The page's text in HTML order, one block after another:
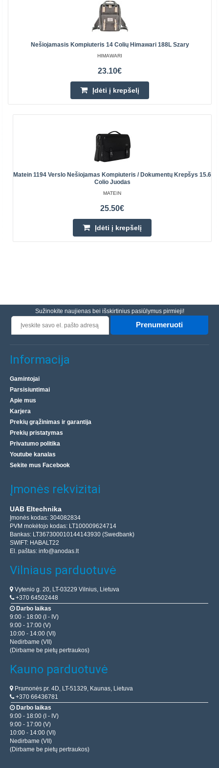
Nešiojamasis Kompiuteris 14 Colių Himawari 188L Szary
HIMAWARI
23.10€
Įdėti į krepšelį
Matein 1194 Verslo Nešiojamas Kompiuteris / Dokumentų Krepšys 15.6
Colio Juodas
MATEIN
25.50€
Įdėti į krepšelį
Sužinokite naujienas bei išskirtinius pasiūlymus pirmieji!
Prenumeruoti
Informacija
Gamintojai
Parsisiuntimai
Apie mus
Karjera
Prekių grąžinimas ir garantija
Prekių pristatymas
Privatumo politika
Youtube kanalas
Sekite mus Facebook
Įmonės rekvizitai
UAB Eltechnika
Įmonės kodas: 304082834
PVM mokėtojo kodas: LT100009624714
Bankas: LT367300010144143930 (Swedbank)
SWIFT: HABALT22
El. paštas: info@anodas.lt
Vilniaus parduotuvė
Vytenio g. 20, LT-03229 Vilnius, Lietuva
+370 64502448
Darbo laikas
9:00 - 18:00 (I - IV)
9:00 - 17:00 (V)
10:00 - 14:00 (VI)
Nedirbame (VII)
(Dirbame be pietų pertraukos)
Kauno parduotuvė
Pramonės pr. 4D, LT-51329, Kaunas, Lietuva
+370 66436781
Darbo laikas
9:00 - 18:00 (I - IV)
9:00 - 17:00 (V)
10:00 - 14:00 (VI)
Nedirbame (VII)
(Dirbame be pietų pertraukos)